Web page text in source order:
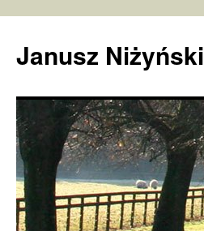
Janusz Niżyński